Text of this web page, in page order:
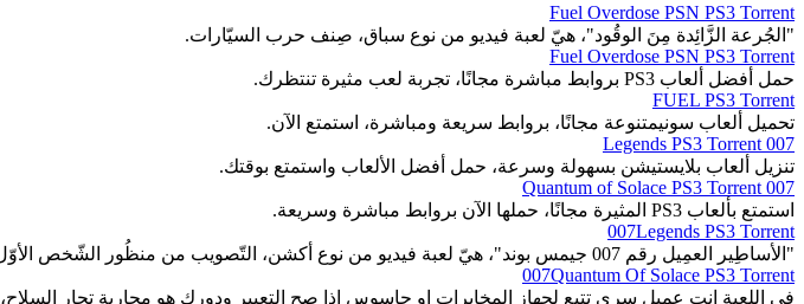
Fuel Overdose PSN PS3 Torrent
"الجُرعة الزَّائِدة مِنَ الوقُود"، هيّ لعبة فيديو من نوع سباق، صِنف حرب السيّارات.
Fuel Overdose PSN PS3 Torrent
حمل أفضل ألعاب PS3 بروابط مباشرة مجانًا، تجربة لعب مثيرة تنتظرك.
FUEL PS3 Torrent
تحميل ألعاب سونيمتنوعة مجانًا، بروابط سريعة ومباشرة، استمتع الآن.
007 Legends PS3 Torrent
تنزيل ألعاب بلايستيشن بسهولة وسرعة، حمل أفضل الألعاب واستمتع بوقتك.
007 Quantum of Solace PS3 Torrent
استمتع بألعاب PS3 المثيرة مجانًا، حملها الآن بروابط مباشرة وسريعة.
007Legends PS3 Torrent
"الأساطِير العمِيل رقم 007 جيمس بوند"، هيّ لعبة فيديو من نوع أكشن، التّصويب من منظُور الشّخص الأوّل.
007Quantum Of Solace PS3 Torrent
في اللعبة انت عميل سرى تتبع لجهاز المخابرات او جاسوس اذا صح التعبير ودورك هو محاربة تجار السلاح،